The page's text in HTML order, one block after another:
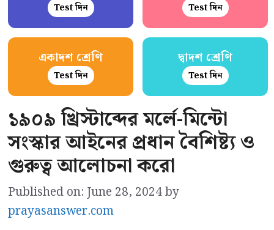
Test দিন Test দিন
একাদশ শ্রেণি
Test দিন
দ্বাদশ শ্রেণি
Test দিন
১৯০৯ খ্রিস্টাব্দের মর্লে-মিন্টো
সংস্কার আইনের প্রধান বৈশিষ্ট্য ও
গুরুত্ব আলোচনা করো
Published on: June 28, 2024by
prayasanswer.com